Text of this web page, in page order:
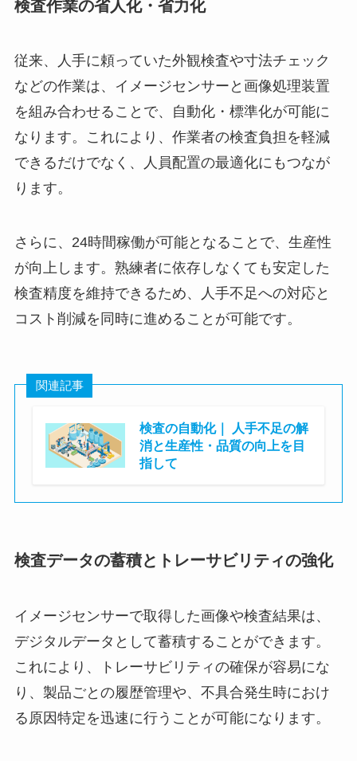
検査作業の省人化・省力化
従来、人手に頼っていた外観検査や寸法チェック
などの作業は、イメージセンサーと画像処理装置
を組み合わせることで、自動化・標準化が可能に
なります。これにより、作業者の検査負担を軽減
できるだけでなく、人員配置の最適化にもつなが
ります。
さらに、24時間稼働が可能となることで、生産性
が向上します。熟練者に依存しなくても安定した
検査精度を維持できるため、人手不足への対応と
コスト削減を同時に進めることが可能です。
関連記事
検査の自動化｜ 人手不足の解
消と生産性・品質の向上を目
指して
検査データの蓄積とトレーサビリティの強化
イメージセンサーで取得した画像や検査結果は、
デジタルデータとして蓄積することができます。
これにより、トレーサビリティの確保が容易にな
り、製品ごとの履歴管理や、不具合発生時におけ
る原因特定を迅速に行うことが可能になります。